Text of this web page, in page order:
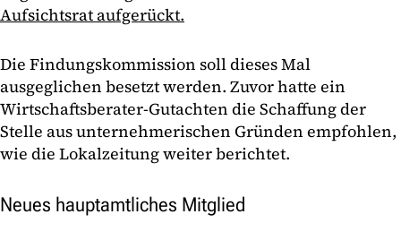
Aufsichtsrat aufgerückt.
Die Findungskommission soll dieses Mal
ausgeglichen besetzt werden. Zuvor hatte ein
Wirtschaftsberater-Gutachten die Schaffung der
Stelle aus unternehmerischen Gründen empfohlen,
wie die Lokalzeitung weiter berichtet.
Neues hauptamtliches Mitglied